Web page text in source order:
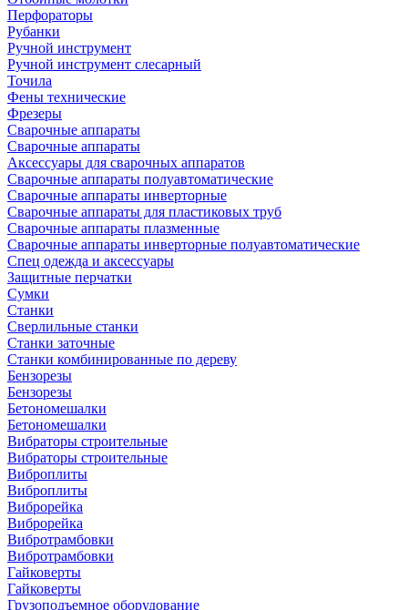
Перфораторы
Рубанки
Ручной инструмент
Ручной инструмент слесарный
Точила
Фены технические
Фрезеры
Сварочные аппараты
Сварочные аппараты
Аксессуары для сварочных аппаратов
Сварочные аппараты полуавтоматические
Сварочные аппараты инверторные
Сварочные аппараты для пластиковых труб
Сварочные аппараты плазменные
Сварочные аппараты инверторные полуавтоматические
Спец одежда и аксессуары
Защитные перчатки
Сумки
Станки
Сверлильные станки
Станки заточные
Станки комбинированные по дереву
Бензорезы
Бензорезы
Бетономешалки
Бетономешалки
Вибраторы строительные
Вибраторы строительные
Виброплиты
Виброплиты
Виброрейка
Виброрейка
Вибротрамбовки
Вибротрамбовки
Гайковерты
Гайковерты
Грузоподъемное оборудование